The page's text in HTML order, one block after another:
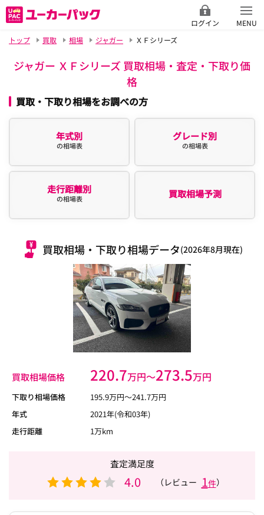
ログイン
MENU
トップ
買取 相場 ジャガー ＸＦシリーズ
ジャガー ＸＦシリーズ 買取相場・査定・下取り価
格
買取・下取り相場をお調べの方
年式別
の相場表
グレード別
の相場表
走行距離別
の相場表 買取相場予測
買取相場・下取り相場データ(2026年8月現在)
買取相場価格 220.7万円〜273.5万円
下取り相場価格 195.9万円〜241.7万円
年式
2021年(令和03年)
走行距離
1万km
査定満足度
4.0 （レビュー 1件）